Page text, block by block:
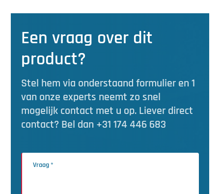
Een vraag over dit
product?
Stel hem via onderstaand formulier en 1
van onze experts neemt zo snel
mogelijk contact met u op. Liever direct
contact? Bel dan +31 174 446 683